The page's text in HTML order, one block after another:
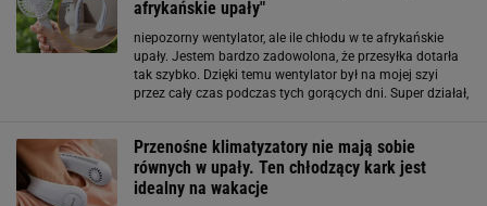
afrykańskie upały"
niepozorny wentylator, ale ile chłodu w te afrykańskie
upały. Jestem bardzo zadowolona, że przesyłka dotarła
tak szybko. Dzięki temu wentylator był na mojej szyi
przez cały czas podczas tych gorących dni. Super działał,
Przenośne klimatyzatory nie mają sobie
równych w upały. Ten chłodzący kark jest
idealny na wakacje